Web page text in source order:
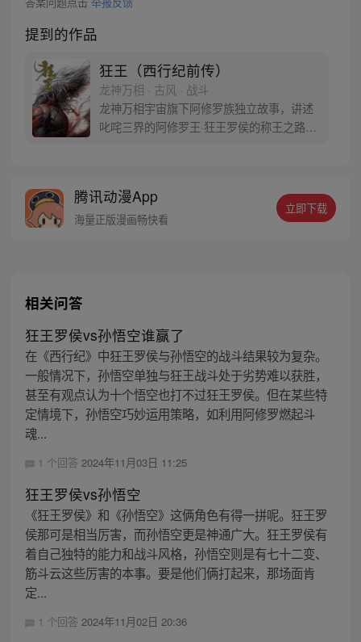
提到的作品
狂王（西行纪前传）
龙神万相 · 古风 · 战斗
龙神万相宇宙旗下阿修罗族独立故事，讲述
叱咤三界的阿修罗王·狂王罗侯的称王之路。
有鱼最终背负挚友的信念成为阿修罗王—狂
王，更名罗侯。天界与阿修罗的百年大战随
腾讯动漫App
海量正版漫画畅快看
立即下载
相关问答
狂王罗侯vs孙悟空谁赢了
在《西行纪》中狂王罗侯与孙悟空的战斗结果较为复杂。
一般情况下，孙悟空单独与狂王战斗处于劣势难以获胜，
甚至有观点认为十个悟空也打不过狂王罗侯。但在某些特
定情境下，孙悟空巧妙运用策略，如利用阿修罗燃起斗
魂...
1 个回答 2024年11月03日 11:25
狂王罗侯vs孙悟空
《狂王罗侯》和《孙悟空》这俩角色有得一拼呢。狂王罗
侯那可是相当厉害，而孙悟空更是神通广大。狂王罗侯有
着自己独特的能力和战斗风格，孙悟空则是有七十二变、
筋斗云这些厉害的本事。要是他们俩打起来，那场面肯
定...
1 个回答 2024年11月02日 20:36